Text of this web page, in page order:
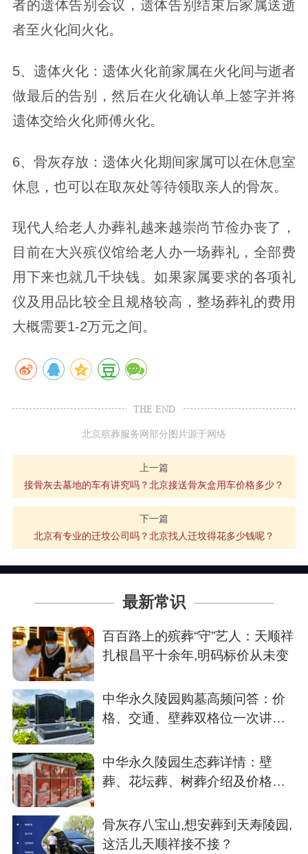
者的遗体告别会议，遗体告别结束后家属送逝
者至火化间火化。
5、遗体火化：遗体火化前家属在火化间与逝者
做最后的告别，然后在火化确认单上签字并将
遗体交给火化师傅火化。
6、骨灰存放：遗体火化期间家属可以在休息室
休息，也可以在取灰处等待领取亲人的骨灰。
现代人给老人办葬礼越来越崇尚节俭办丧了，
目前在大兴殡仪馆给老人办一场葬礼，全部费
用下来也就几千块钱。如果家属要求的各项礼
仪及用品比较全且规格较高，整场葬礼的费用
大概需要1-2万元之间。
THE END
北京殡葬服务网部分图片源于网络
上一篇
接骨灰去墓地的车有讲究吗？北京接送骨灰盒用车价格多少？
下一篇
北京有专业的迁坟公司吗？北京找人迁坟得花多少钱呢？
最新常识
百百路上的殡葬“守”艺人：天顺祥
扎根昌平十余年,明码标价从未变
中华永久陵园购墓高频问答：价
格、交通、壁葬双格位一次讲清
中华永久陵园生态葬详情：壁
葬、花坛葬、树葬介绍及价格参
骨灰存八宝山,想安葬到天寿陵园,
这活儿天顺祥接不接？